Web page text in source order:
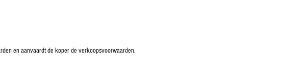
en aanvaardt de koper de verkoopsvoorwaarden.